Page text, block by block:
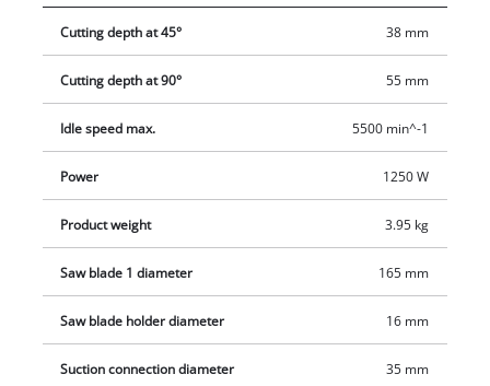
diameter är kompatibla med cirkelsågen. Maximalt
kapningsdjup vid 45° graders vinkling är 38 mm,
extrahandtag möjliggör bekvämt arbete, även under längre
tid. En spaltkniv ökar dessutom säkerheten. Cirkelsågen har
en anslutning för dammutsugning med kompatibla apparater
och sörjer därmed för en ren arbetsplats.
Cutting depth at 45° 38 mm
Cutting depth at 90° 55 mm
Idle speed max. 5500 min^-1
Power 1250 W
Product weight 3.95 kg
Saw blade 1 diameter 165 mm
Saw blade holder diameter 16 mm
Suction connection diameter 35 mm